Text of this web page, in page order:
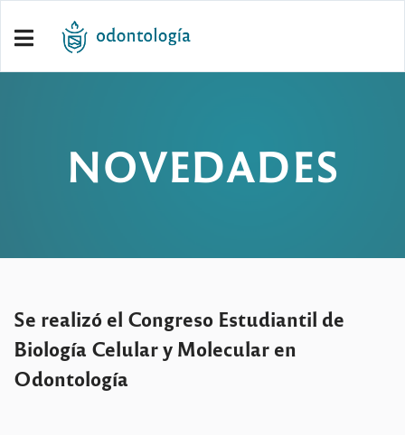
NOVEDADES
Se realizó el Congreso Estudiantil de
Biología Celular y Molecular en
Odontología